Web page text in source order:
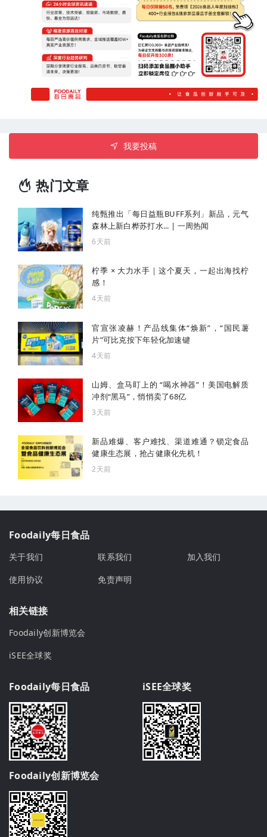
我要投稿
热门文章
纯甄推出「每日益瓶BUFF系列」新品，元气
森林上新白桦苏打水... | 一周热闻
6天前
柠季 × 大力水手｜这个夏天，一起出海找柠
感！
4天前
官宣张凌赫！产品线集体“焕新”，“国民薯
片”可比克按下年轻化加速键
4天前
山姆、盒马盯上的 “喝水神器”！美国电解质
冲剂“黑马”，悄悄卖了68亿
3天前
新品难爆、客户难找、渠道难通？锁定食品
健康生态展，抢占健康化先机！
2天前
Foodaily每日食品
关于我们 联系我们
加入我们
使用协议
免责声明
相关链接
Foodaily创新博览会
iSEE全球奖
Foodaily每日食品 iSEE全球奖
Foodaily创新博览会